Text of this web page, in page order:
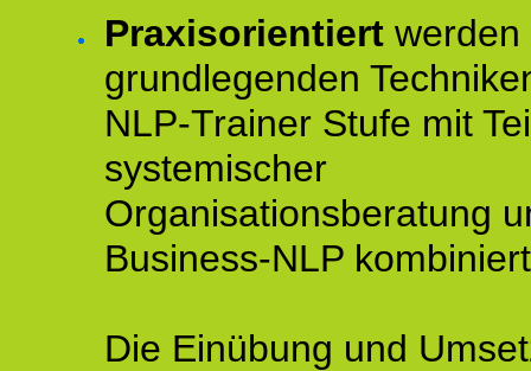
Praxisorientiert werden
grundlegenden
NLP-Trainer Stufe mit
systemischer
Organisationsberatung
Business-NLP
Die Einübung und